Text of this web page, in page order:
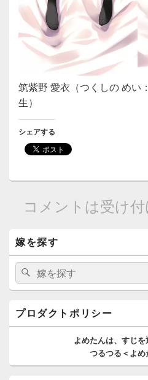
筑紫野 愛衣（つくしの めい
生）
シェアする
コメントは受け付
イ
ン
サ
ド
ー
ッ
嫁を探す
検
索:
検
索
プロダクトポリシー
よめたんは、 すじを
つるつる＜よめ